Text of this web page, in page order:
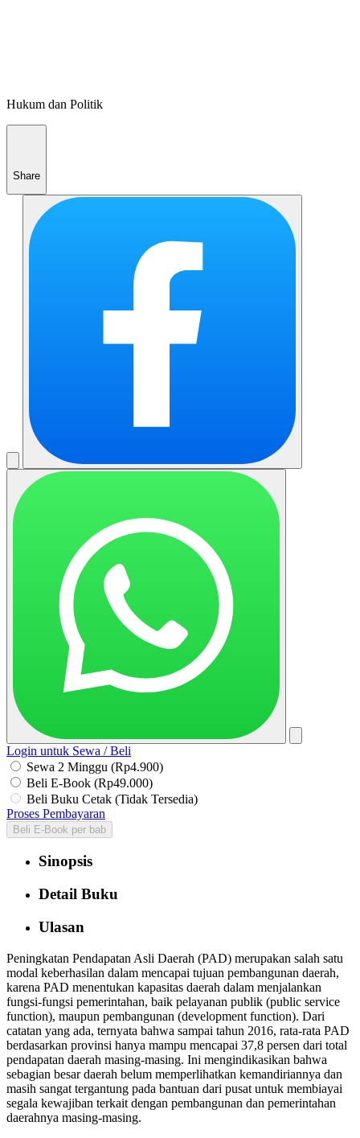
Hukum dan Politik
Share
Login untuk Sewa / Beli
Sewa 2 Minggu (Rp4.900)
Beli E-Book (Rp49.000)
Beli Buku Cetak (Tidak Tersedia)
Proses Pembayaran
Beli E-Book per bab
Sinopsis
Detail Buku
Ulasan
Peningkatan Pendapatan Asli Daerah (PAD) merupakan salah satu
modal keberhasilan dalam mencapai tujuan pembangunan daerah,
karena PAD menentukan kapasitas daerah dalam menjalankan
fungsi-fungsi pemerintahan, baik pelayanan publik (public service
function), maupun pembangunan (development function). Dari
catatan yang ada, ternyata bahwa sampai tahun 2016, rata-rata PAD
berdasarkan provinsi hanya mampu mencapai 37,8 persen dari total
pendapatan daerah masing-masing. Ini mengindikasikan bahwa
sebagian besar daerah belum memperlihatkan kemandiriannya dan
masih sangat tergantung pada bantuan dari pusat untuk membiayai
segala kewajiban terkait dengan pembangunan dan pemerintahan
daerahnya masing-masing.